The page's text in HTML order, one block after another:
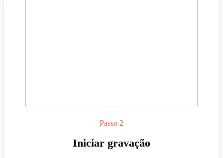
Passo 2
Iniciar gravação